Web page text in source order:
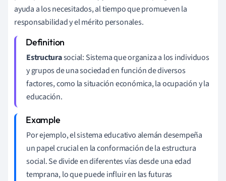
ayuda a los necesitados, al tiempo que promueven la
responsabilidad y el mérito personales.
Estructurasocial: Sistema que organiza a los individuos
y grupos de una sociedad en función de diversos
factores, como la situación económica, la ocupación y la
educación.
Por ejemplo, el sistema educativo alemán desempeña
un papel crucial en la conformación de la estructura
social. Se divide en diferentes vías desde una edad
temprana, lo que puede influir en las futuras